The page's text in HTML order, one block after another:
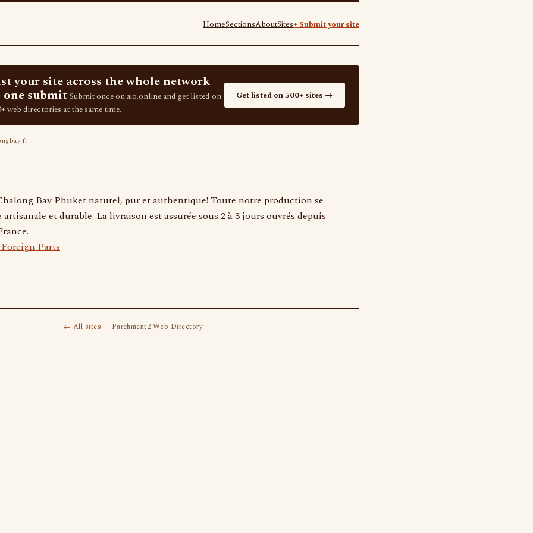
HomeSectionsAboutSites+ Submit your site
your site across the whole network
submit Submit once on aio.online and get listed on
web directories at the same time.
Get listed on 500+ sites →
Bay Phuket naturel, pur et authentique! Toute notre production se
et durable. La livraison est assurée sous 2 à 3 jours ouvrés depuis
Parts
← All sites· Parchment2 Web Directory